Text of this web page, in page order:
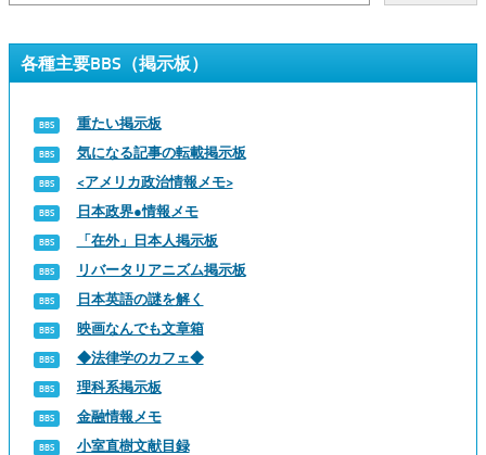
各種主要BBS（掲示板）
重たい掲示板
気になる記事の転載掲示板
<アメリカ政治情報メモ>
日本政界●情報メモ
「在外」日本人掲示板
リバータリアニズム掲示板
日本英語の謎を解く
映画なんでも文章箱
◆法律学のカフェ◆
理科系掲示板
金融情報メモ
小室直樹文献目録